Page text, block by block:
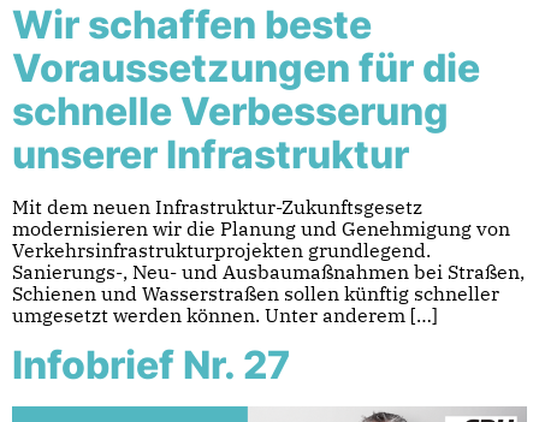
Wir schaffen beste
Voraussetzungen für die
schnelle Verbesserung
unserer Infrastruktur
Mit dem neuen Infrastruktur-Zukunftsgesetz
modernisieren wir die Planung und Genehmigung von
Verkehrsinfrastrukturprojekten grundlegend.
Sanierungs-, Neu- und Ausbaumaßnahmen bei Straßen,
Schienen und Wasserstraßen sollen künftig schneller
umgesetzt werden können. Unter anderem […]
Infobrief Nr. 27